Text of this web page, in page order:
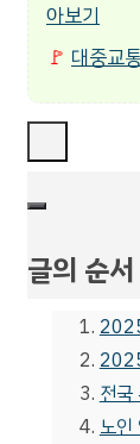
아보기
🚩 대중교
글의 순서
전국
노인